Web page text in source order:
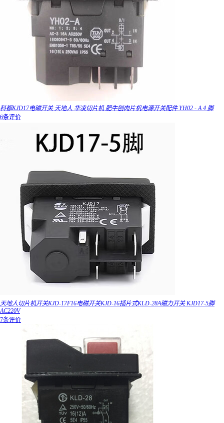
科都KJD17电磁开关 天地人 华凌切片机 肥牛刨肉片机电源开关配件 YH02 - A 4 脚
6条评价
天地人切片机开关KJD-17F16电磁开关KJD-16插片式KLD-28A磁力开关 KJD17-5脚
AC220V
7条评价